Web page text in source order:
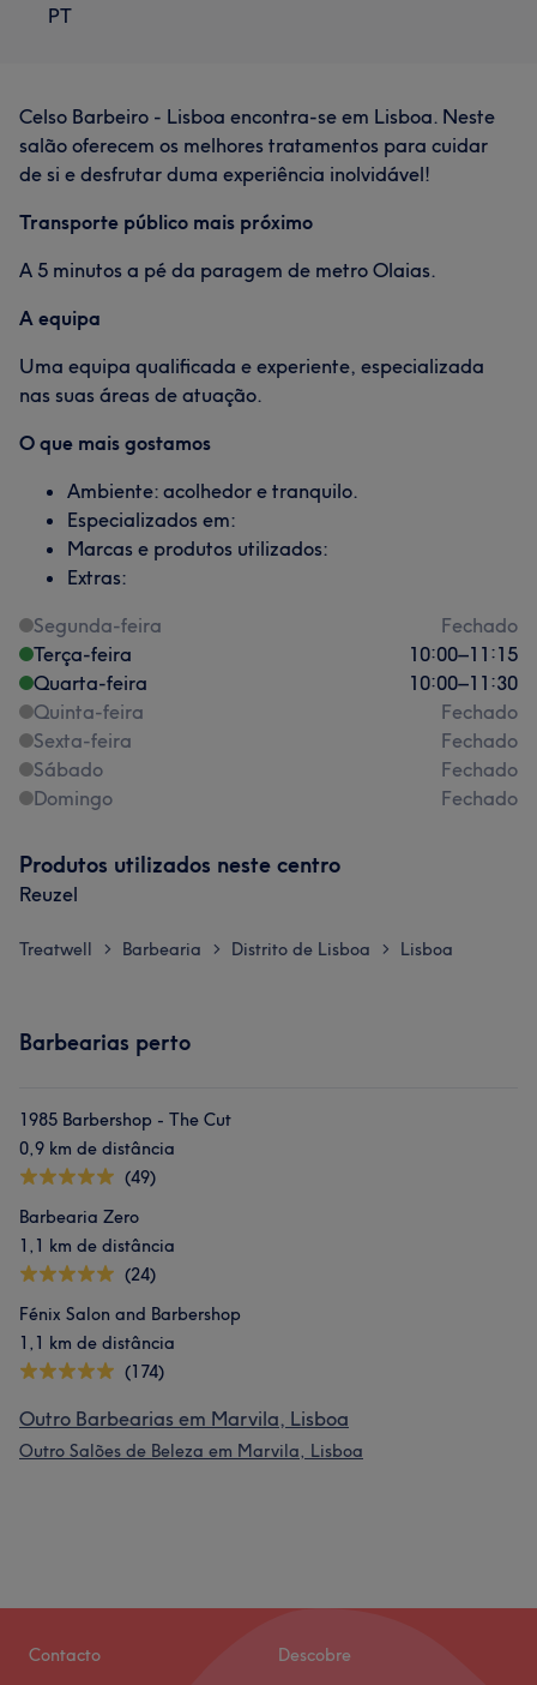
PT
Celso Barbeiro - Lisboa encontra-se em Lisboa. Neste
salão oferecem os melhores tratamentos para cuidar
de si e desfrutar duma experiência inolvidável!
Transporte público mais próximo
A 5 minutos a pé da paragem de metro Olaias.
A equipa
Uma equipa qualificada e experiente, especializada
nas suas áreas de atuação.
O que mais gostamos
Ambiente: acolhedor e tranquilo.
Especializados em:
Marcas e produtos utilizados:
Extras:
Segunda-feira
Fechado
Terça-feira
10:00–11:15
Quarta-feira
10:00–11:30
Quinta-feira
Fechado
Sexta-feira
Fechado
Sábado
Fechado
Domingo
Fechado
Produtos utilizados neste centro
Reuzel
Treatwell > Barbearia > Distrito de Lisboa > Lisboa
Barbearias perto
1985 Barbershop - The Cut
0,9 km de distância
(49)
Barbearia Zero
1,1 km de distância
(24)
Fénix Salon and Barbershop
1,1 km de distância
(174)
Outro Barbearias em Marvila, Lisboa
Outro Salões de Beleza em Marvila, Lisboa
Contacto Descobre